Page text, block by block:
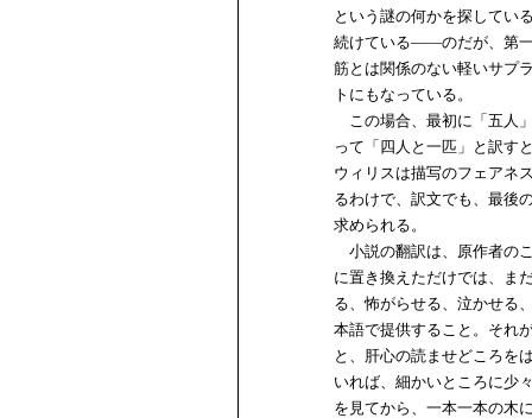
という謎の何かを探してい
続けている――のだが、第一
筋とは関係のない軽いサプ
トにもなっている。
この場合、最初に「五人
って「四人と一匹」と訳す
ウィリスは描写のフェアネ
るわけで、訳文でも、最後
求められる。
小説の翻訳は、原作者の
に置き換えただけでは、ま
る、怖がらせる、泣かせる
本語で提供すること。それ
と、肝心の読ませどころを
いれば、細かいところに少
を見てから、一本一本の木